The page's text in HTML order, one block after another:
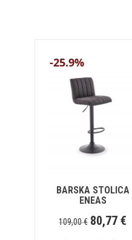
-25.9%
BARSKA STOLICA
ENEAS
109,00€ 80,77€